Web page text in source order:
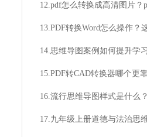
12.pdf怎么转换成高清图片？